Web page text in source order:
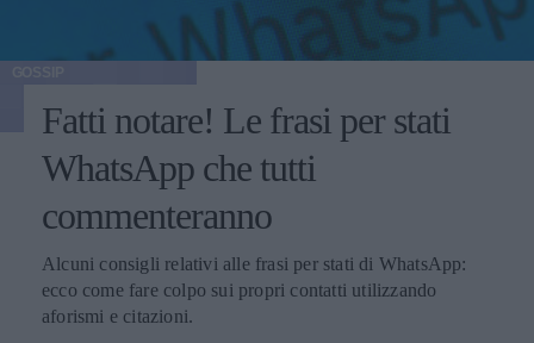
Fatti notare! Le frasi per stati
WhatsApp che tutti
commenteranno
Alcuni consigli relativi alle frasi per stati di WhatsApp:
ecco come fare colpo sui propri contatti utilizzando
aforismi e citazioni.